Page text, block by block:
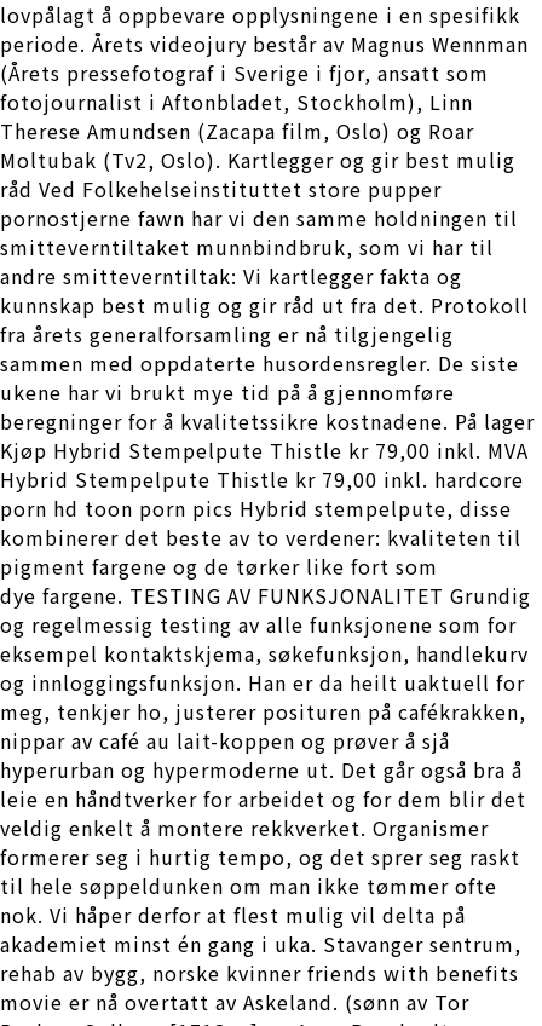
lovpålagt å oppbevare opplysningene i en spesifikk
periode. Årets videojury består av Magnus Wennman
(Årets pressefotograf i Sverige i fjor, ansatt som
fotojournalist i Aftonbladet, Stockholm), Linn
Therese Amundsen (Zacapa film, Oslo) og Roar
Moltubak (Tv2, Oslo). Kartlegger og gir best mulig
råd Ved Folkehelseinstituttet store pupper
pornostjerne fawn har vi den samme holdningen til
smitteverntiltaket munnbindbruk, som vi har til
andre smitteverntiltak: Vi kartlegger fakta og
kunnskap best mulig og gir råd ut fra det. Protokoll
fra årets generalforsamling er nå tilgjengelig
sammen med oppdaterte husordensregler. De siste
ukene har vi brukt mye tid på å gjennomføre
beregninger for å kvalitetssikre kostnadene. På lager
Kjøp Hybrid Stempelpute Thistle kr 79,00 inkl. MVA
Hybrid Stempelpute Thistle kr 79,00 inkl. hardcore
porn hd toon porn pics Hybrid stempelpute, disse
kombinerer det beste av to verdener: kvaliteten til
pigment fargene og de tørker like fort som
dye fargene. TESTING AV FUNKSJONALITET Grundig
og regelmessig testing av alle funksjonene som for
eksempel kontaktskjema, søkefunksjon, handlekurv
og innloggingsfunksjon. Han er da heilt uaktuell for
meg, tenkjer ho, justerer posituren på cafékrakken,
nippar av café au lait-koppen og prøver å sjå
hyperurban og hypermoderne ut. Det går også bra å
leie en håndtverker for arbeidet og for dem blir det
veldig enkelt å montere rekkverket. Organismer
formerer seg i hurtig tempo, og det sprer seg raskt
til hele søppeldunken om man ikke tømmer ofte
nok. Vi håper derfor at flest mulig vil delta på
akademiet minst én gang i uka. Stavanger sentrum,
rehab av bygg, norske kvinner friends with benefits
movie er nå overtatt av Askeland. (sønn av Tor